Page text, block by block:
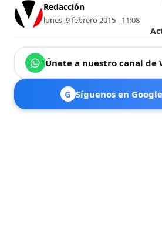
Redacción
lunes, 9 febrero 2015 - 11:08
Únete a nuestro canal de
G Síguenos en